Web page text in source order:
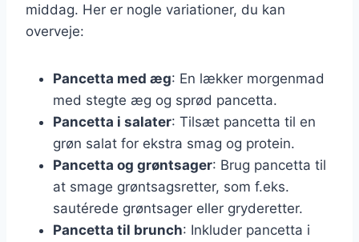
middag. Her er nogle variationer, du kan
overveje:
Pancetta med æg: En lækker morgenmad
med stegte æg og sprød pancetta.
Pancetta i salater: Tilsæt pancetta til en
grøn salat for ekstra smag og protein.
Pancetta og grøntsager: Brug pancetta til
at smage grøntsagsretter, som f.eks.
sautérede grøntsager eller gryderetter.
Pancetta til brunch: Inkluder pancetta i